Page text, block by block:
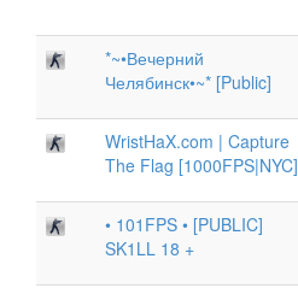
*~•Вечерний
Челябинск•~* [Public]
WristHaX.com | Capture
The Flag [1000FPS|NYC]
• 101FPS • [PUBLIC]
SK1LL 18 +